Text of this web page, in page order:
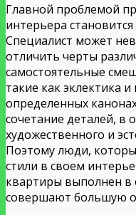
Главной проблемой
интерьера
Специалист может
отличить черты
самостоятельные
такие как эклектика
определенных
сочетание деталей, в
художественного и
Поэтому люди,
стили в своем
квартиры выполнен в
совершают большую